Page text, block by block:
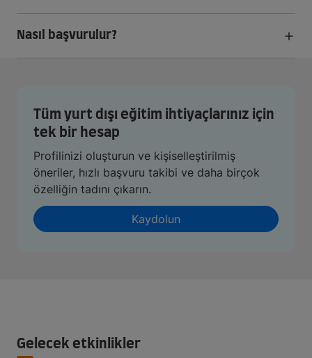
Nasıl başvurulur?
Tüm yurt dışı eğitim ihtiyaçlarınız için
tek bir hesap
Profilinizi oluşturun ve kişiselleştirilmiş
öneriler, hızlı başvuru takibi ve daha birçok
özelliğin tadını çıkarın.
Kaydolun
Gelecek etkinlikler